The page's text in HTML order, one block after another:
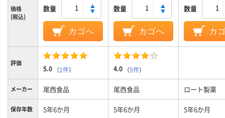
価格
(税込)
数量
カゴへ
数量
カゴへ
数量
カ
評価
5.0 （1件） 4.0 （5件）
メーカー 尾西食品 尾西食品 ロート製薬
保存年数 5年6か月 5年6か月 5年6か月